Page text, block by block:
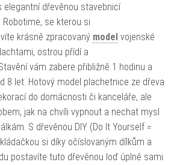
elegantní dřevěnou stavebnicí
se kterou si
krásně zpracovaný model vojenské
ostrou přídí a
vám zabere přibližně 1 hodinu a
8 let. Hotový model plachetnice ze dřeva
do domácnosti či kanceláře, ale
jak na chvíli vypnout a nechat mysl
S dřevěnou DIY (Do It Yourself =
si díky očíslovaným dílkům a
postavíte tuto dřevěnou loď úplně sami.